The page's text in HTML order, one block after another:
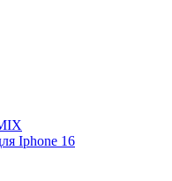
Iphone 16